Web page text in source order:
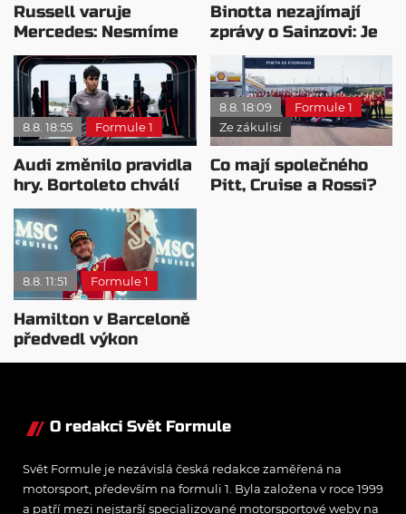
Russell varuje
Mercedes: Nesmíme
usnout na vavřínech
Binotta nezajímají
zprávy o Sainzovi: Je
to důkaz, že Audi
roste
8.8. 18:55 Formule 1
Audi změnilo pravidla
hry. Bortoleto chválí
nový tým i jeho
mentalitu
8.8. 18:09
Formule 1
Ze zákulisí
Co mají společného
Pitt, Cruise a Rossi?
8.8. 11:51 Formule 1
Hamilton v Barceloně
předvedl výkon
pravého šampiona
O redakci Svět Formule
Svět Formule je nezávislá česká redakce zaměřená na
motorsport, především na formuli 1. Byla založena v roce 1999
a patří mezi nejstarší specializované motorsportové weby na